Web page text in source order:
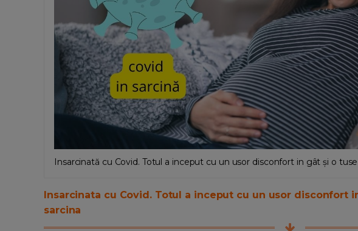
Insarcinată cu Covid. Totul a inceput cu un usor disconfort in gât și o
Insarcinata cu Covid. Totul a inceput cu un usor disconfort
sarcina